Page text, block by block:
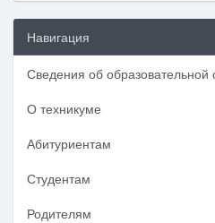
Навигация
Сведения об образовательной
О техникуме
Абитуриентам
Студентам
Родителям